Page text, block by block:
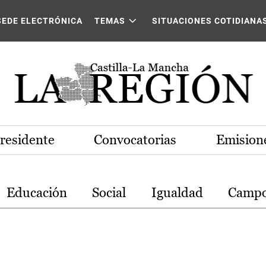
La Mancha
ELECTRÓNICA TEMAS SITUACIONES
Convocatorias
Educación Social Igualdad